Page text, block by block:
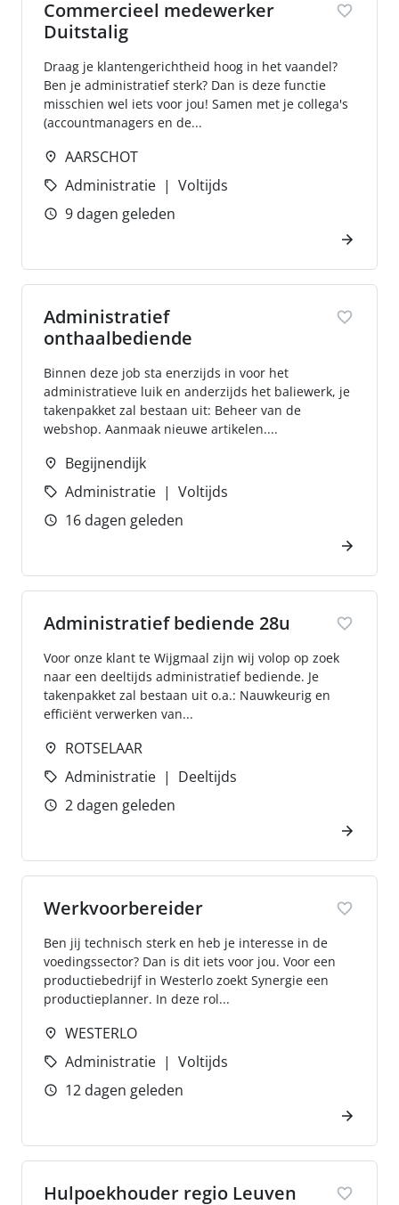
Commercieel medewerker
Duitstalig
Draag je klantengerichtheid hoog in het vaandel?
Ben je administratief sterk? Dan is deze functie
misschien wel iets voor jou! Samen met je collega's
(accountmanagers en de...
AARSCHOT
Administratie
Voltijds
9 dagen geleden
Administratief
onthaalbediende
Binnen deze job sta enerzijds in voor het
administratieve luik en anderzijds het baliewerk, je
takenpakket zal bestaan uit: Beheer van de
webshop. Aanmaak nieuwe artikelen....
Begijnendijk
Administratie
Voltijds
16 dagen geleden
Administratief bediende 28u
Voor onze klant te Wijgmaal zijn wij volop op zoek
naar een deeltijds administratief bediende. Je
takenpakket zal bestaan uit o.a.: Nauwkeurig en
efficiënt verwerken van...
ROTSELAAR
Administratie
Deeltijds
2 dagen geleden
Werkvoorbereider
Ben jij technisch sterk en heb je interesse in de
voedingssector? Dan is dit iets voor jou. Voor een
productiebedrijf in Westerlo zoekt Synergie een
productieplanner. In deze rol...
WESTERLO
Administratie
Voltijds
12 dagen geleden
Hulpoekhouder regio Leuven